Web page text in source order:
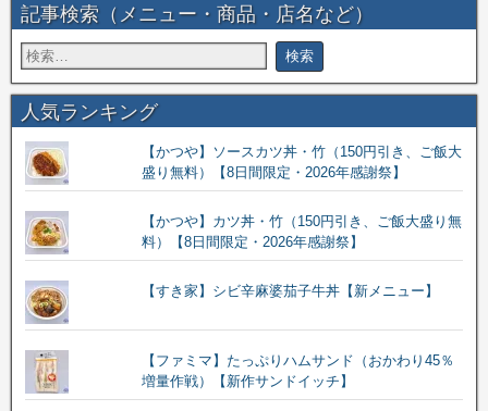
記事検索（メニュー・商品・店名など）
人気ランキング
【かつや】ソースカツ丼・竹（150円引き、ご飯大
盛り無料）【8日間限定・2026年感謝祭】
【かつや】カツ丼・竹（150円引き、ご飯大盛り無
料）【8日間限定・2026年感謝祭】
【すき家】シビ辛麻婆茄子牛丼【新メニュー】
【ファミマ】たっぷりハムサンド（おかわり45％
増量作戦）【新作サンドイッチ】